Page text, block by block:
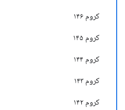
کروم ۱۴۶
کروم ۱۴۵
کروم ۱۴۴
کروم ۱۴۳
کروم ۱۴۲